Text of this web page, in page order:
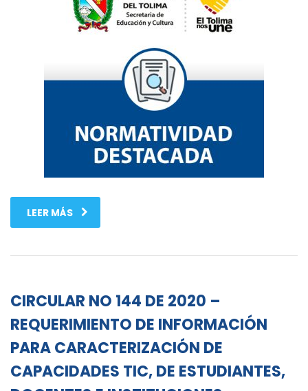
LEER MÁS
CIRCULAR NO 144 DE 2020 –
REQUERIMIENTO DE INFORMACIÓN
PARA CARACTERIZACIÓN DE
CAPACIDADES TIC, DE ESTUDIANTES,